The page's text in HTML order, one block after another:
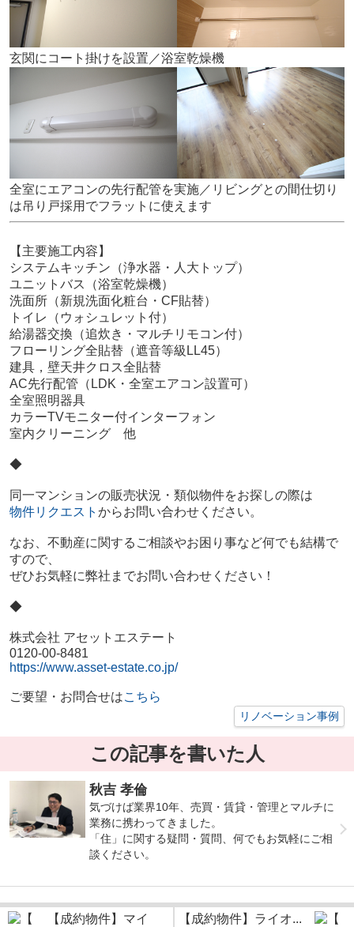
玄関にコート掛けを設置／浴室乾燥機
全室にエアコンの先行配管を実施／リビングとの間仕切り
は吊り戸採用 でフラットに使えます
【主要施工内容】
システムキッチン（浄水器・人大トップ）
ユニットバス（浴室乾燥機）
洗面所（新規洗面化粧台・CF貼替）
トイレ（ウォシュレット付）
給湯器交換（追炊き・マルチリモコン付）
フローリング全貼替（遮音等級LL45）
建具，壁天井クロス全貼替
AC先行配管（LDK・全室エアコン設置可）
全室照明器具
カラーTVモニター付インターフォン
室内クリーニング 他
◆
同一マンションの販売状況・類似物件をお探しの際は
物件リクエスト からお問い合わせください。
なお、不動産に関するご相談やお困り事など何でも結構で
すので、
ぜひお気軽に弊社までお問い合わせください！
◆
株式会社 アセットエステート
0120-00-8481
https://www.asset-estate.co.jp/
ご要望・お問合せはこちら
リノベーション事例
この記事を書いた人
秋吉 孝倫
気づけば業界10年、売買・賃貸・管理とマルチに
業務に携わってきました。
「住」に関する疑問・質問、何でもお気軽にご相
談ください。
【成約物件】マイ
【成約物件】ライオ...